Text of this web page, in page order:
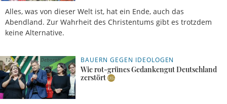
Alles, was von dieser Welt ist, hat ein Ende, auch das
Abendland. Zur Wahrheit des Christentums gibt es trotzdem
keine Alternative.
BAUERN GEGEN IDEOLOGEN
Wie rot-grünes Gedankengut Deutschland
zerstört
12.01.2024,
15 Uhr
Deborah
Ryszka